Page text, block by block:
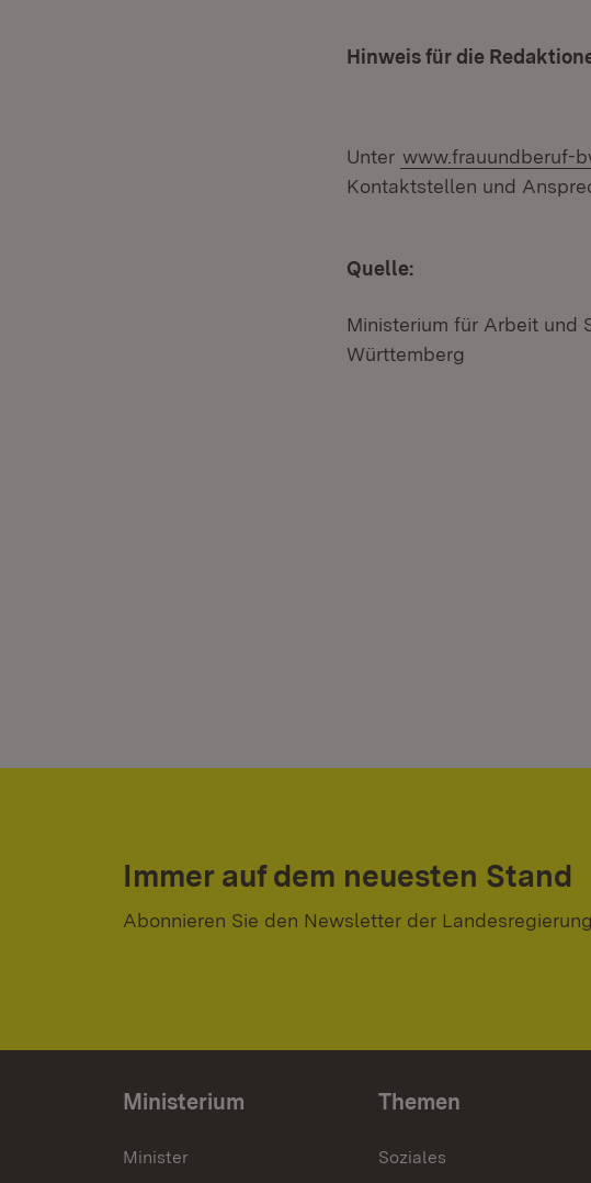
Hinweis für die
Unter www.frauundberuf-
Kontaktstellen und
Quelle:
Ministerium für Arbeit und
Württemberg
Immer auf dem neuesten Stand
Abonnieren Sie den Newsletter der Landesregierung.
Ministerium
Minister
Themen
Soziales